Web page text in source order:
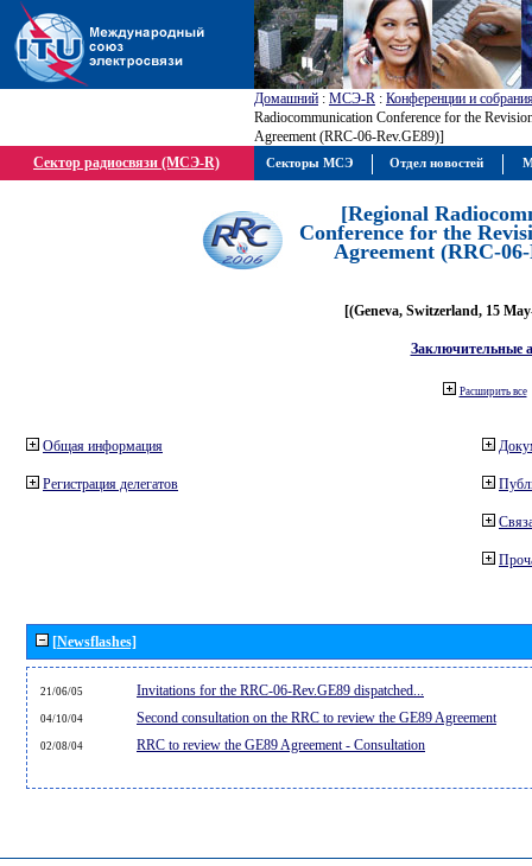
Домашний : МСЭ-R : Конференции и
Radiocommunication Conference for the
Agreement (RRC-06-Rev.GE89)]
Сектор радиосвязи (МСЭ-R)
[Regional
Conference for the
Agreement (RRC-
[(Geneva, Switzerland, 15
Заключительные
Расширить все
Общая информация
Регистрация делегатов
[Newsflashes]
21/06/05 Invitations for the RRC-06-Rev.GE89 dispatched...
04/10/04 Second consultation on the RRC to review the GE89 Agreement
02/08/04 RRC to review the GE89 Agreement - Consultation
Секторы МСЭ Отдел новостей